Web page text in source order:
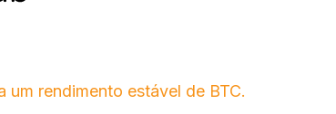
um rendimento estável de BTC.